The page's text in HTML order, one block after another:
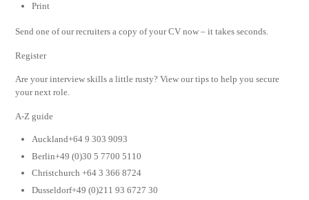
Print
Send one of our recruiters a copy of your CV now – it takes seconds.
Register
Are your interview skills a little rusty? View our tips to help you secure
your next role.
A-Z guide
Auckland+64 9 303 9093
Berlin+49 (0)30 5 7700 5110
Christchurch +64 3 366 8724
Dusseldorf+49 (0)211 93 6727 30